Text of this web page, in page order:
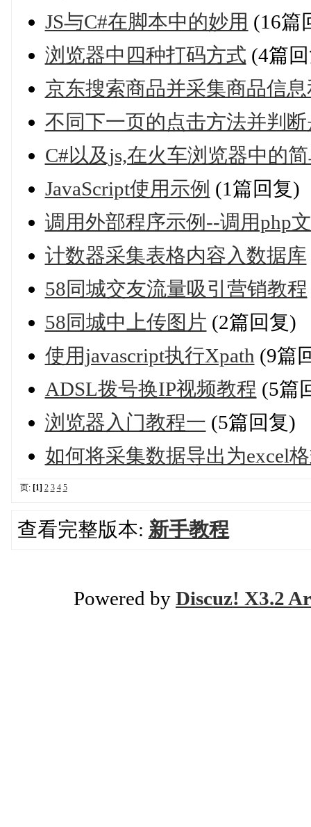
JS与C#在脚本中的妙用 (16篇
浏览器中四种打码方式 (4篇
京东搜索商品并采集商品信
不同下一页的点击方法并判
C#以及js,在火车浏览器中的
JavaScript使用示例 (1篇回复)
调用外部程序示例--调用php
计数器采集表格内容入数据库
58同城交友流量吸引营销教程
58同城中上传图片 (2篇回复)
使用javascript执行Xpath (9篇
ADSL拨号换IP视频教程 (5篇
浏览器入门教程一 (5篇回复)
如何将采集数据导出为excel
页: [1] 2 3 4 5
查看完整版本: 新手教程
Powered by Discuz! X3.2